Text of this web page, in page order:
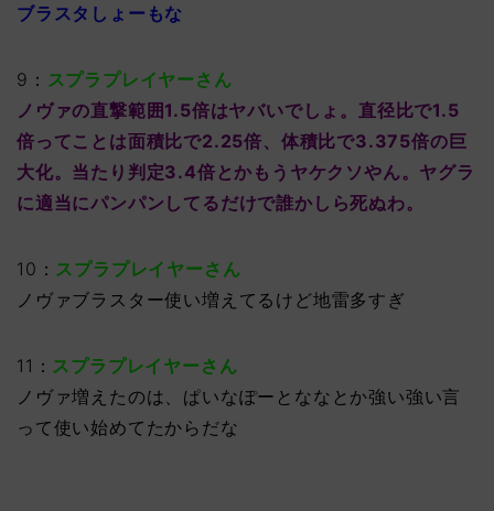
ブラスタしょーもな
9： スプラプレイヤーさん
ノヴァの直撃範囲1.5倍はヤバいでしょ。直径比で1.5
倍ってことは面積比で2.25倍、体積比で3.375倍の巨
大化。当たり判定3.4倍とかもうヤケクソやん。ヤグラ
に適当にパンパンしてるだけで誰かしら死ぬわ。
10： スプラプレイヤーさん
ノヴァブラスター使い増えてるけど地雷多すぎ
11： スプラプレイヤーさん
ノヴァ増えたのは、ぱいなぽーとななとか強い強い言
って使い始めてたからだな